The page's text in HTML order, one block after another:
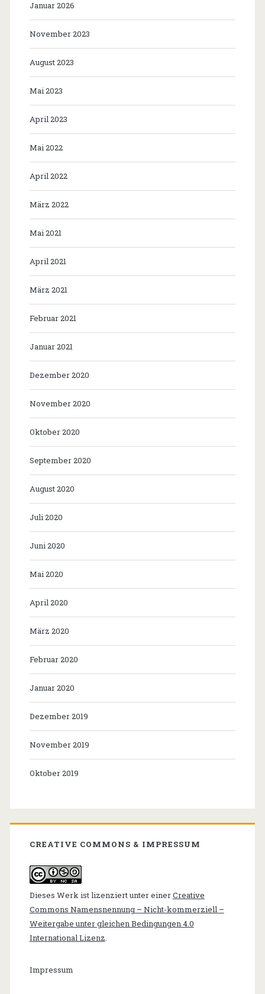
Januar 2026
November 2023
August 2023
Mai 2023
April 2023
Mai 2022
April 2022
März 2022
Mai 2021
April 2021
März 2021
Februar 2021
Januar 2021
Dezember 2020
November 2020
Oktober 2020
September 2020
August 2020
Juli 2020
Juni 2020
Mai 2020
April 2020
März 2020
Februar 2020
Januar 2020
Dezember 2019
November 2019
Oktober 2019
CREATIVE COMMONS & IMPRESSUM
Dieses Werk ist lizenziert unter einerCreative
Commons Namensnennung – Nicht-kommerziell –
Weitergabe unter gleichen Bedingungen 4.0
International Lizenz.
Impressum